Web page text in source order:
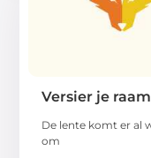
Versier je raam
De lente komt er al
om